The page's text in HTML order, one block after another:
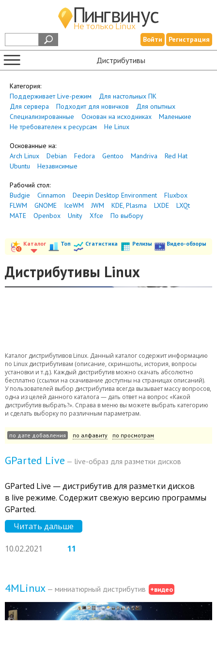
Войти Регистрация
Дистрибутивы
Каталог Топ Статистика Релизы Видео-обзоры
Дистрибутивы Linux
Каталог дистрибутивов Linux. Данный каталог содержит информацию
по Linux дистрибутивам (описание, скриншоты, история, вопросы
установки и т.д.). Каждый дистрибутив можно скачать абсолютно
бесплатно (ссылки на скачивание доступны на страницах описаний).
У пользователей выбор дистрибутива всегда вызывает массу вопросов,
одна из целей данного каталога — дать ответ на вопрос «Какой
дистрибутив выбрать?». Справа в меню вы можете выбрать категорию
и сделать выборку по различным параметрам.
по дате добавления по алфавиту по просмотрам
GParted Live — live-образ для разметки дисков
GParted Live — дистрибутив для разметки дисков
в live режиме. Содержит свежую версию программы
GParted.
Читать дальше
10.02.2021 11
4MLinux — миниатюрный дистрибутив +видео
Категория:
Поддерживает Live-режим
Для настольных ПК
Для сервера
Подходит для новичков
Для опытных
Специализированные
Основан на исходниках
Маленькие
Не требователен к ресурсам
Не Linux
Основанные на:
Arch Linux
Debian Fedora Gentoo Mandriva
Red Hat
Ubuntu
Независимые
Рабочий стол:
Budgie
Cinnamon Deepin Desktop Environment
Fluxbox
FLWM
GNOME IceWM JWM KDE, Plasma LXDE
LXQt
MATE
Openbox Unity Xfce По выбору